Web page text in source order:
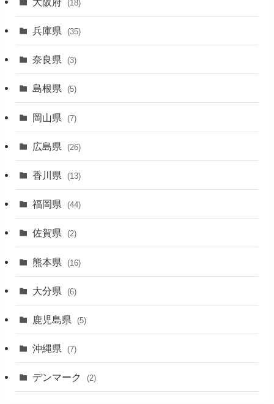
(4)
(17)
(1)
(18)
兵庫県 (35)
奈良県 (3)
島根県 (5)
岡山県 (7)
広島県 (26)
香川県 (13)
福岡県 (44)
佐賀県 (2)
熊本県 (16)
大分県 (6)
鹿児島県 (5)
沖縄県 (7)
デンマーク (2)